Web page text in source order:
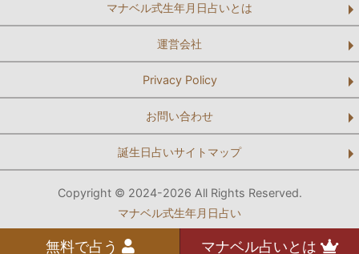
マナベル式生年月日占いとは
運営会社
Privacy Policy
お問い合わせ
誕生日占いサイトマップ
Copyright © 2024-2026 All Rights Reserved.
マナベル式生年月日占い
無料で占う マナベル占いとは